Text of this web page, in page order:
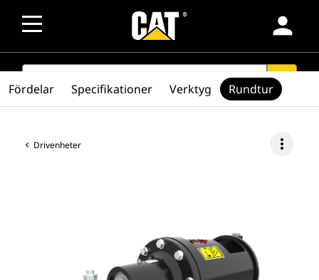
person
SEARCH search
Drivenheter more_vert
Fördelar Specifikationer Verktyg Rundtur